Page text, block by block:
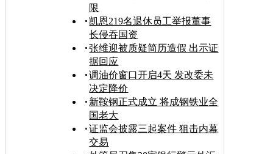
限
凯恩219名退休员工举报董事
长侵吞国资
张维迎被质疑简历造假 出示证
据回应
调油价窗口开启4天 发改委未
决定降价
新鞍钢正式成立 将成钢铁业全
国老大
证监会披露三起案件 狙击内幕
交易